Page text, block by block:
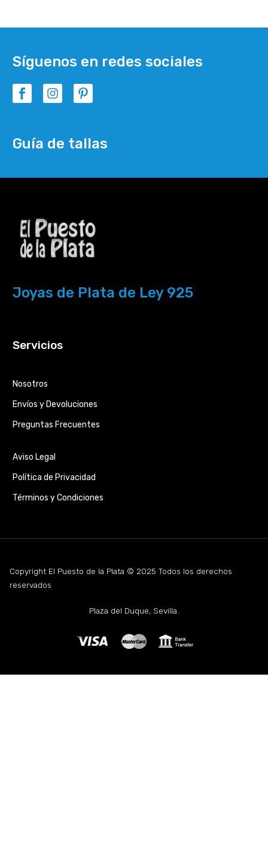
Síguenos en redes sociales
Guía de tallas
Joyas de Plata de Ley 925
Servicios
Nosotros
Envíos y Devoluciones
Preguntas Frecuentes
Aviso Legal
Política de Privacidad
Términos y Condiciones
Copyright El Puesto de la Plata © 2025 Todos los derechos
reservados
Plaza del Duque, Sevilla.